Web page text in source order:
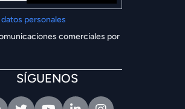
personales
comerciales por
SÍGUENOS
TwitterYoutubeLinkedinIntagram